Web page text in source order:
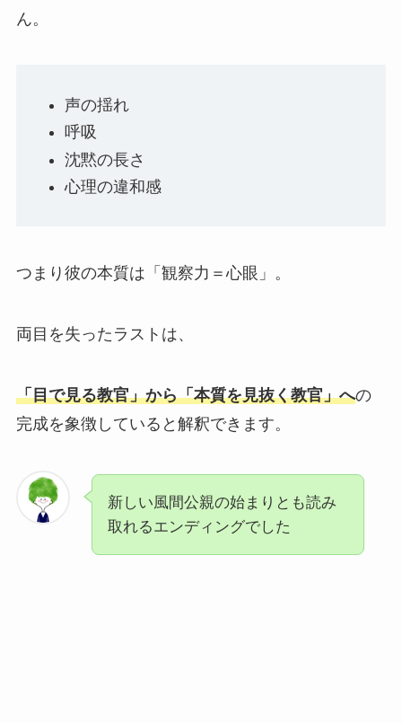
ん。
声の揺れ
呼吸
沈黙の長さ
心理の違和感
つまり彼の本質は「観察力＝心眼」。
両目を失ったラストは、
「目で見る教官」から「本質を見抜く教官」への
完成を象徴していると解釈できます。
新しい風間公親の始まりとも読み
取れるエンディングでした